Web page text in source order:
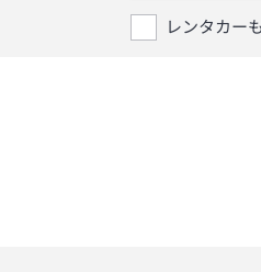
レンタカー